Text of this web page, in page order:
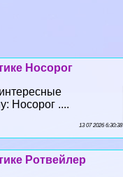
Носорог
Носорог ....
13 07 2026 6:30:38
Ротвейлер